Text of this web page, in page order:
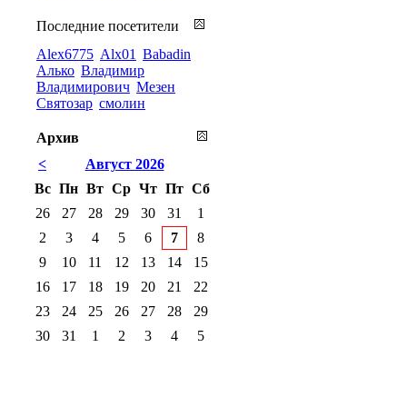
Последние посетители
Alex6775 Alx01 Babadin
Алько Владимир
Владимирович Мезен
Святозар смолин
Архив
<
Август 2026
Вс Пн Вт Ср Чт Пт Сб
26
27 28 29 30 31
1
2
3 4 5 6 7
8
9
10 11 12 13 14
15
16
17 18 19 20 21
22
23
24 25 26 27 28
29
30
31 1 2 3 4 5